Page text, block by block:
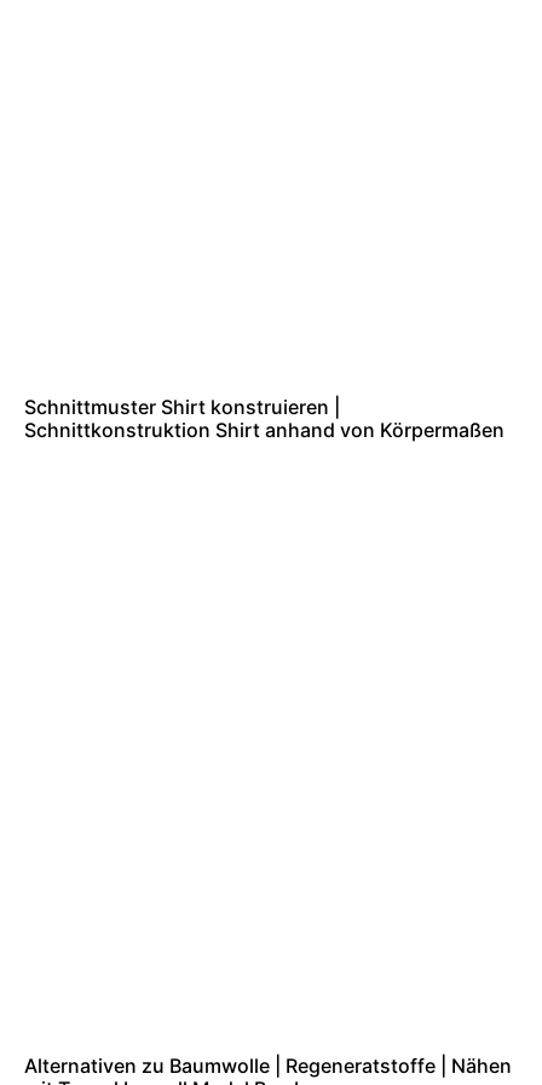
Schnittmuster Shirt konstruieren |
Schnittkonstruktion Shirt anhand von Körpermaßen
Alternativen zu Baumwolle | Regeneratstoffe | Nähen